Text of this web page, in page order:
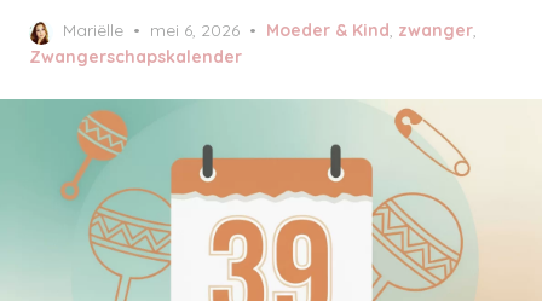
t
Mariëlle
P
o
t
mei 6, 2026 Moeder & Kind, zwanger,
Zwangerschapskalender